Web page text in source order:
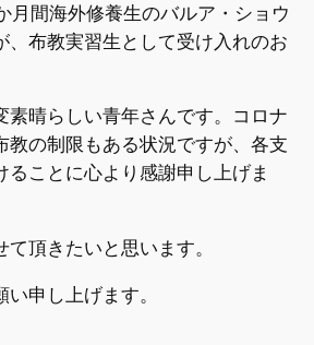
月間海外修養生のバルア・ショウ
、布教実習生として受け入れのお
素晴らしい青年さんです。コロナ
教の制限もある状況ですが、各支
ることに心より感謝申し上げま
頂きたいと思います。
申し上げます。